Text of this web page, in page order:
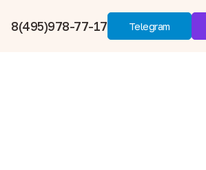
8(495)978-77-17 Telegram